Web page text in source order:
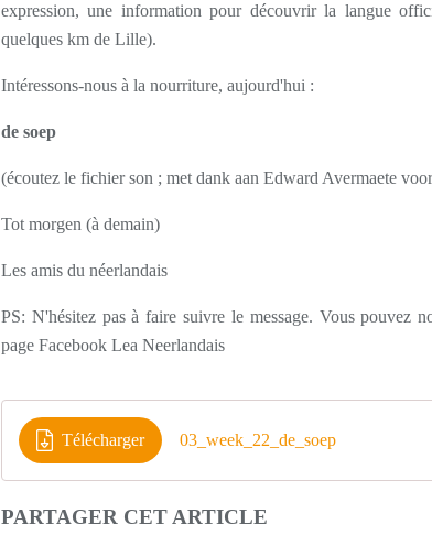
expression, une information pour découvrir la langue
quelques km de Lille).
Intéressons-nous à la nourriture, aujourd'hui :
de soep
(écoutez le fichier son ; met dank aan Edward Avermaete
Tot morgen (à demain)
Les amis du néerlandais
PS: N'hésitez pas à faire suivre le message. Vous pouvez
page Facebook Lea Neerlandais
Télécharger 03_week_22_de_soep
PARTAGER CET ARTICLE